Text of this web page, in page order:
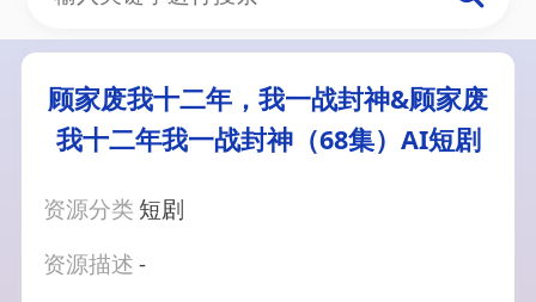
顾家废我十二年，我一战封神&顾家废
我十二年我一战封神（68集）AI短剧
资源分类 短剧
资源描述-